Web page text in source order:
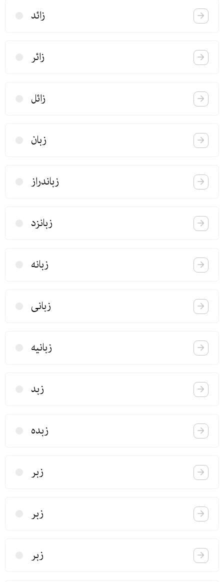
زائد
زائر
زائل
زبان
زباندراز
زبانزد
زبانه
زبانی
زبانیه
زبد
زبده
زبر
زبر
زبر